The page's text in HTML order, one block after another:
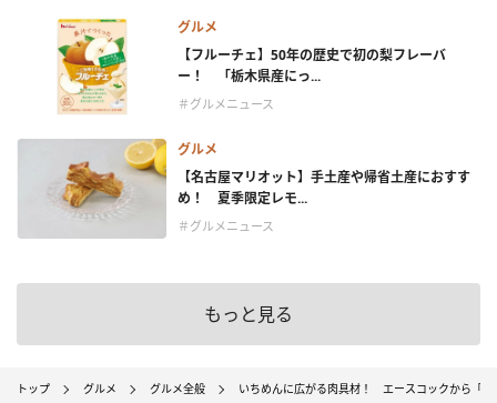
グルメ
【フルーチェ】50年の歴史で初の梨フレーバ
ー！ 「栃木県産にっ...
＃グルメニュース
グルメ
【名古屋マリオット】手土産や帰省土産におすす
め！ 夏季限定レモ...
＃グルメニュース
もっと見る
トップ グルメ グルメ全般 いちめんに広がる肉具材！ エースコックから「肉